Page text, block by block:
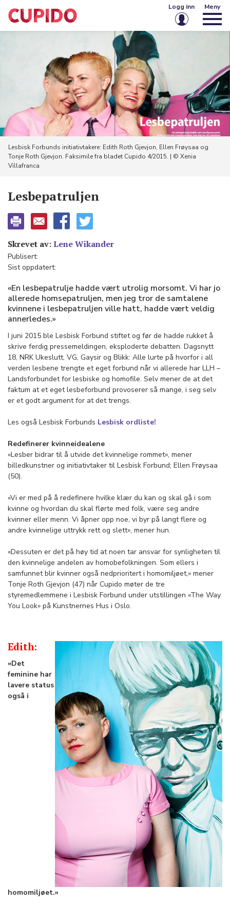
Logg inn
E-post eller brukernavn
Passord
Husk meg på denne enheten
Glemt passord? Opprett konto
Meny
Lesbisk Forbunds initiativtakere: Edith Roth Gjevjon, Ellen Frøysaa og
Tonje Roth Gjevjon. Faksimile fra bladet Cupido 4/2015. | © Xenia
Villafranca
Lesbepatruljen
Skrevet av:Lene Wikander
Publisert:
Sist oppdatert:
«En lesbepatrulje hadde vært utrolig morsomt. Vi har jo
allerede homsepatruljen, men jeg tror de samtalene
kvinnene i lesbepatruljen ville hatt, hadde vært veldig
annerledes.»
I juni 2015 ble Lesbisk Forbund stiftet og før de hadde rukket å
skrive ferdig pressemeldingen, eksploderte debatten. Dagsnytt
18, NRK Ukeslutt, VG, Gaysir og Blikk: Alle lurte på hvorfor i all
verden lesbene trengte et eget forbund når vi allerede har LLH –
Landsforbundet for lesbiske og homofile. Selv mener de at det
faktum at et eget lesbeforbund provoserer så mange, i seg selv
er et godt argument for at det trengs.
Les også Lesbisk Forbunds Lesbisk ordliste!
Redefinerer kvinneidealene
«Lesber bidrar til å utvide det kvinnelige rommet», mener
billedkunstner og initiativtaker til Lesbisk Forbund; Ellen Frøysaa
(50).
«Vi er med på å redefinere hvilke klær du kan og skal gå i som
kvinne og hvordan du skal flørte med folk, være seg andre
kvinner eller menn. Vi åpner opp noe, vi byr på langt flere og
andre kvinnelige uttrykk rett og slett», mener hun.
«Dessuten er det på høy tid at noen tar ansvar for synligheten til
den kvinnelige andelen av homobefolkningen. Som ellers i
samfunnet blir kvinner også nedprioritert i homomiljøet,» mener
Tonje Roth Gjevjon (47) når Cupido møter de tre
styremedlemmene i Lesbisk Forbund under utstillingen «The Way
You Look» på Kunstnernes Hus i Oslo.
Edith:
«Det
feminine har
lavere status
også i
homomiljøet.»